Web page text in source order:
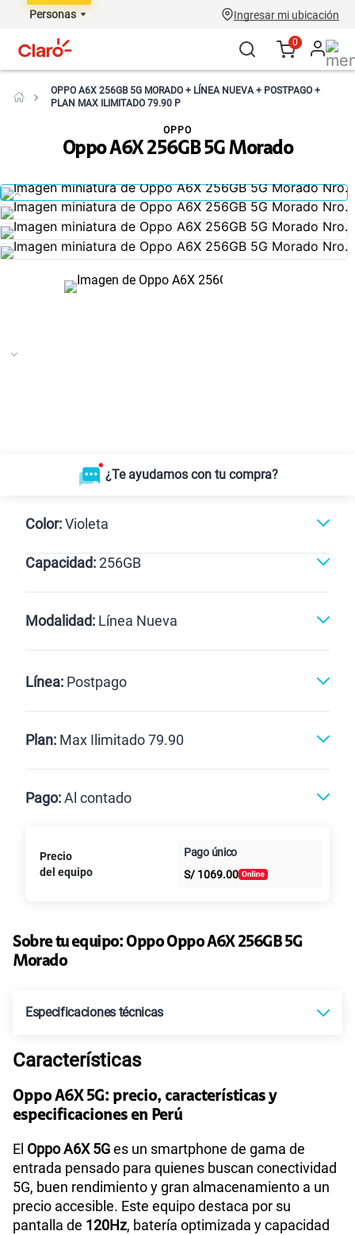
Personas Ingresar mi ubicación
0
OPPO A6X 256GB 5G MORADO + LÍNEA NUEVA + POSTPAGO +
PLAN MAX ILIMITADO 79.90 P
Oppo A6X 256GB 5G Morado
OPPO
¿Te ayudamos con tu compra?
Color:Violeta
Gris Violeta
Capacidad:256GB
256GB
Modalidad: Línea Nueva
Renovación Celular liberado
Línea: Postpago
Postpago
Plan: Max Ilimitado 79.90
Paga solo
125GBen alta velocidad
S/
Paga solo S/95.90
Pago:Al contado
Al contado Cuotas Claro
intereses
Precio
del equipo
Pago único
S/ 1069.00
Sobre tu equipo:OppoOppo A6X 256GB 5G
Morado
Especificaciones técnicas
Tecnología de Pantalla
Procesador MediaTek MT6835T
Características
Oppo A6X 5G: precio, características y
especificaciones en Perú
El Oppo A6X 5Ges un smartphone de gama de
entrada pensado para quienes buscan conectividad
5G, buen rendimiento y gran almacenamiento a un
precio accesible. Este equipo destaca por su
pantalla de 120Hz, batería optimizada y capacidad